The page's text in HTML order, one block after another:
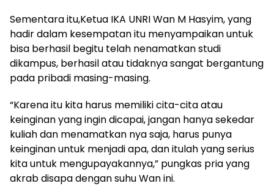
Sementara itu,Ketua IKA UNRI Wan M Hasyim, yang
hadir dalam kesempatan itu menyampaikan untuk
bisa berhasil begitu telah nenamatkan studi
dikampus, berhasil atau tidaknya sangat bergantung
pada pribadi masing-masing.
“Karena itu kita harus memiliki cita-cita atau
keinginan yang ingin dicapai, jangan hanya sekedar
kuliah dan menamatkan nya saja, harus punya
keinginan untuk menjadi apa, dan itulah yang serius
kita untuk mengupayakannya,” pungkas pria yang
akrab disapa dengan suhu Wan ini.